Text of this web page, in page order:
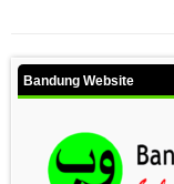
Bandung Website